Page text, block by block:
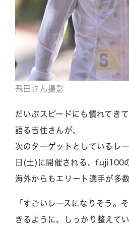
飛田さん撮影
だいぶスピードにも慣れてき
語る吉住さんが、
次のターゲットとしているレ
日(土)に開催される、fuji100
海外からもエリート選手が多
「すごいレースになりそう。
きるように、しっかり整えてい